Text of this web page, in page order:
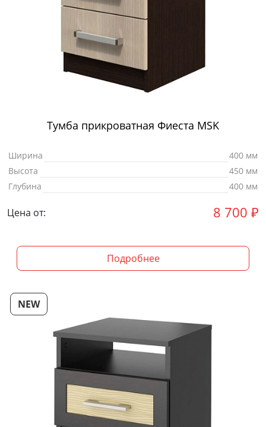
Тумба прикроватная Фиеста MSK
Ширина
400 мм
Высота
450 мм
Глубина
400 мм
Цена от: 8 700 ₽
Подробнее
NEW